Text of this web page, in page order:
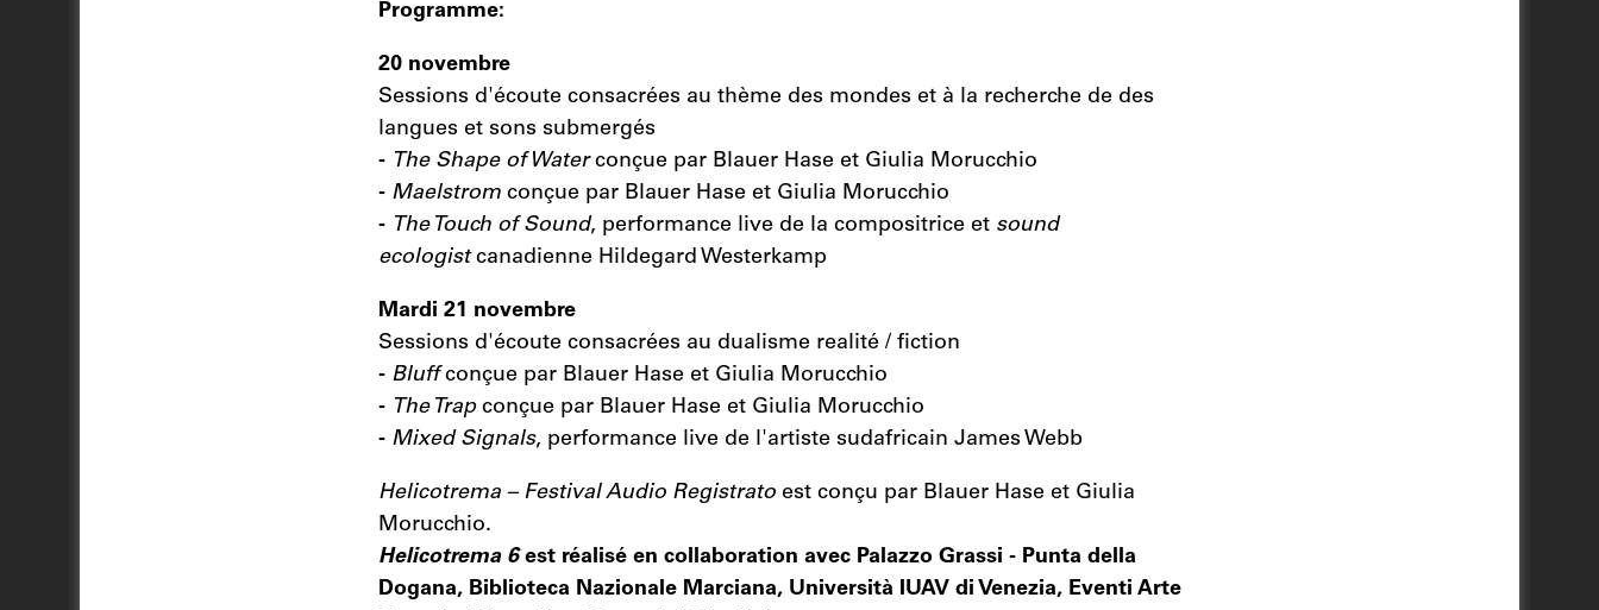
Programme:
20 novembre
Sessions d'écoute consacrées au thème des mondes et à la recherche de des
langues et sons submergés
- The Shape of Waterconçue par Blauer Hase et Giulia Morucchio
- Maelstromconçue par Blauer Hase et Giulia Morucchio
- The Touch of Sound, performance live de la compositrice et sound
ecologistcanadienne Hildegard Westerkamp
Mardi 21 novembre
Sessions d'écoute consacrées au dualisme realité / fiction
- Bluffconçue par Blauer Hase et Giulia Morucchio
- The Trapconçue par Blauer Hase et Giulia Morucchio
- Mixed Signals, performance live de l'artiste sudafricain James Webb
Helicotrema – Festival Audio Registratoest conçu par Blauer Hase et Giulia
Morucchio.
Helicotrema 6est réalisé en collaboration avec Palazzo Grassi - Punta della
Dogana, Biblioteca Nazionale Marciana, Università IUAV di Venezia, Eventi Arte